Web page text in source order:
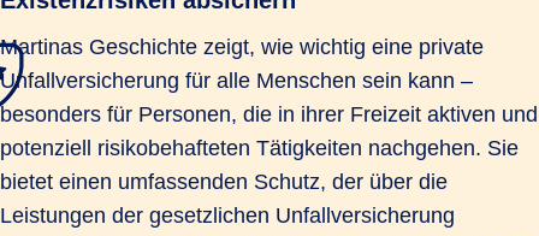
Martinas Geschichte zeigt, wie wichtig eine private
Unfallversicherung für alle Menschen sein kann –
besonders für Personen, die in ihrer Freizeit aktiven und
potenziell risikobehafteten Tätigkeiten nachgehen. Sie
bietet einen umfassenden Schutz, der über die
Leistungen der gesetzlichen Unfallversicherung